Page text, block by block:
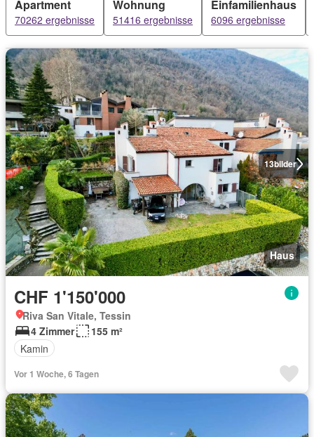
Apartment
70262 ergebnisse
Wohnung
51416 ergebnisse
Einfamilienhaus
6096 ergebnisse
13bilder
Haus
CHF 1'150'000
Riva San Vitale, Tessin
4 Zimmer
155 m²
Kamin
Vor 1 Woche, 6 Tagen